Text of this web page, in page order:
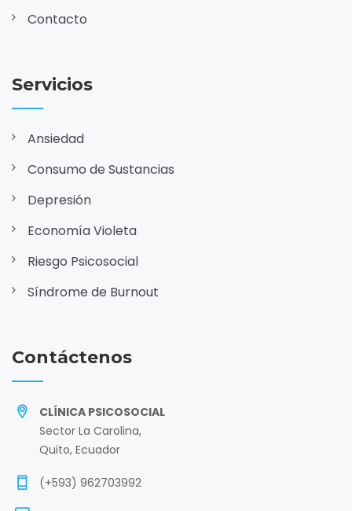
Contacto
Servicios
Ansiedad
Consumo de Sustancias
Depresión
Economía Violeta
Riesgo Psicosocial
Síndrome de Burnout
Contáctenos
CLÍNICA PSICOSOCIAL
Sector La Carolina,
Quito, Ecuador
(+593) 962703992